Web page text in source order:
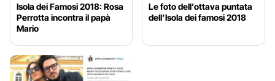
Isola dei Famosi 2018: Rosa
Perrotta incontra il papà
Mario
Le foto dell’ottava puntata
dell’Isola dei famosi 2018